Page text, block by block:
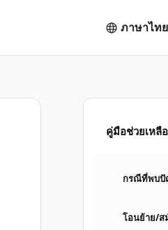
ภาษาไทย
คู่มือช่วยเหลือ
กรณีที่พบปั
โอนย้าย/ส